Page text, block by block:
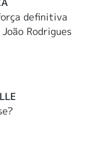
definitiva
Rodrigues